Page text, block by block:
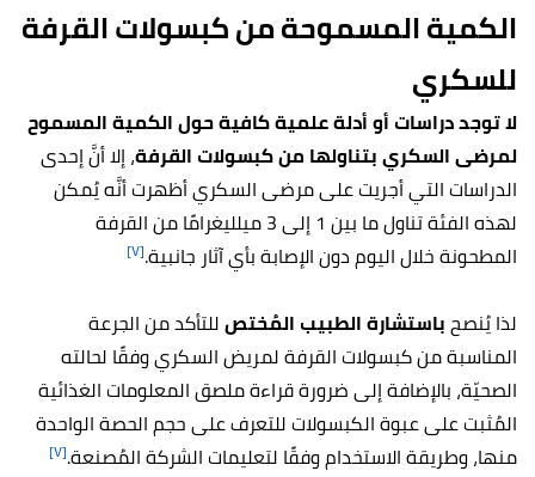
الكمية المسموحة من كبسولات القرفة
للسكري
لا توجد دراسات أو أدلة علمية كافية حول الكمية المسموح
لمرضى السكري بتناولها من كبسولات القرفة، إلا أنَّ إحدى
الدراسات التي أجريت على مرضى السكري أظهرت أنَّه يُمكن
لهذه الفئة تناول ما بين 1 إلى 3 ميلليغرامًا من القرفة
المطحونة خلال اليوم دون الإصابة بأي آثار جانبية.[٧]
لذا يُنصحباستشارة الطبيب المُختصللتأكد من الجرعة
المناسبة من كبسولات القرفة لمريض السكري وفقًا لحالته
الصحيّة، بالإضافة إلى ضرورة قراءة ملصق المعلومات الغذائية
المُثبت على عبوة الكبسولات للتعرف على حجم الحصة الواحدة
منها، وطريقة الاستخدام وفقًا لتعليمات الشركة المُصنعة.[٧]